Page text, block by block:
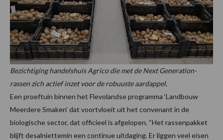
Bezichtiging handelshuis Agrico die met de Next Generation-
rassen zich actief inzet voor de robuuste aardappel.
Een proeftuin binnen het Flevolandse programma ‘Landbouw
Meerdere Smaken’ dat voortvloeit uit het convenant in de
biologische sector, dat officieel is afgelopen. “Het rassenpakket
blijft desalniettemin een continue uitdaging. Er liggen veel eisen